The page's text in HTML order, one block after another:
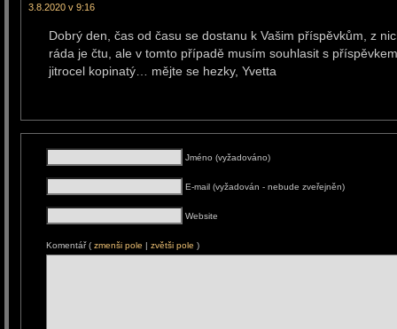
3.8.2020 v 9:16
Dobrý den, čas od času se dostanu k Vašim příspěvkům, z
ráda je čtu, ale v tomto případě musím souhlasit s
jitrocel kopinatý… mějte se hezky, Yvetta
Jméno (vyžadováno)
E-mail (vyžadován - nebude zveřejněn)
Website
Komentář ( zmenši pole | zvětši pole )